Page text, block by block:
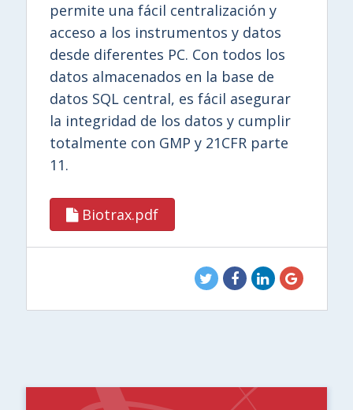
permite una fácil centralización y
acceso a los instrumentos y datos
desde diferentes PC. Con todos los
datos almacenados en la base de
datos SQL central, es fácil asegurar
la integridad de los datos y cumplir
totalmente con GMP y 21CFR parte
11.
Biotrax.pdf